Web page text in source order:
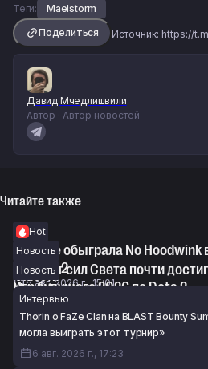
Теги:
Maelstorm
Поделиться
Источник: https://
Давид Мчедлишвили
Автор · Автор новостей
Читайте также
Hot
RE Arise обыграла No Hoodwink
по Dota 2
6 авг. 2026 г., 15:01
Новость
Винрейт сил Света почти
Игр будущего 2026 по Dota 2
6 авг. 2026 г., 14:40
Новость
Maelstorm высказался о
перед The International 2026
6 авг. 2026 г., 14:09
Новости
Интервью
Thorin о FaZe Clan на BLAST Bounty
могла выиграть этот турнир»
6 авг. 2026 г., 17:23